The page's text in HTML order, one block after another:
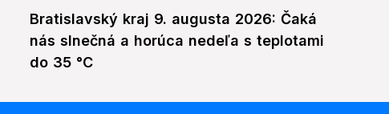
Bratislavský kraj 9. augusta 2026: Čaká
nás slnečná a horúca nedeľa s teplotami
do 35 °C